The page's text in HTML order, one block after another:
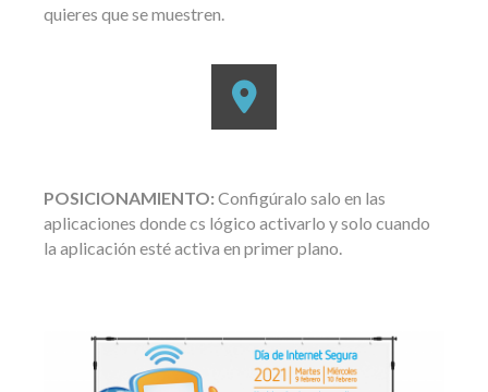
quieres que se muestren.
POSICIONAMIENTO: Configúralo salo en las
aplicaciones donde cs lógico activarlo y solo cuando
la aplicación esté activa en primer plano.